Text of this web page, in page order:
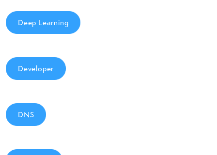
Deep Learning
Developer
DNS